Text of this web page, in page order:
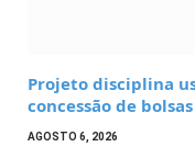
Projeto disciplina
concessão de
AGOSTO 6, 2026